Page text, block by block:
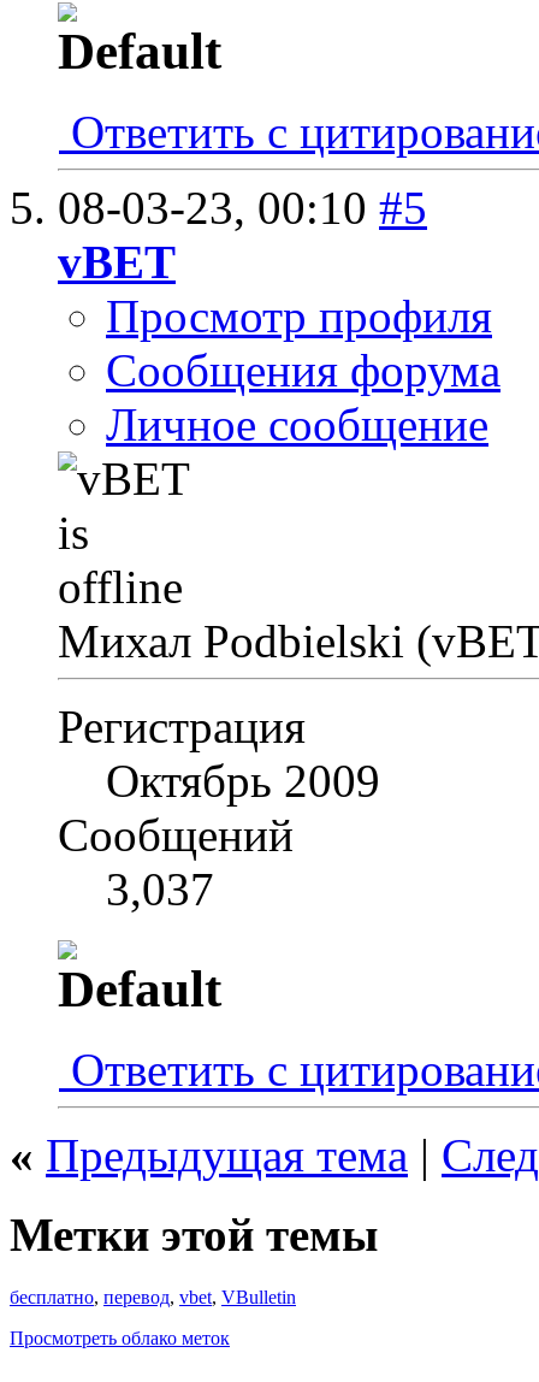
Ответить с
08-03-23, 00:10 #5
vBET
Просмотр профиля
Сообщения форума
Личное сообщение
Михал Podbielski
Регистрация
Октябрь 2009
Сообщений
3,037
Ответить с
« Предыдущая тема |
Метки этой темы
бесплатно, перевод, vbet, VBulletin
Просмотреть облако меток